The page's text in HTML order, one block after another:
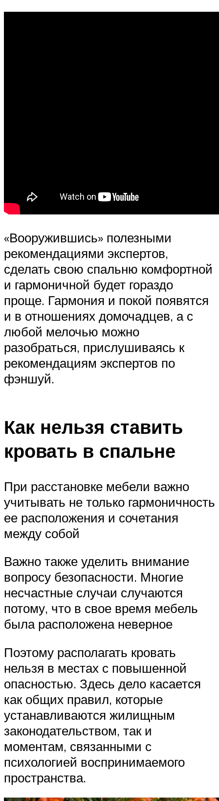
«Вооружившись» полезными
рекомендациями экспертов,
сделать свою спальню комфортной
и гармоничной будет гораздо
проще. Гармония и покой появятся
и в отношениях домочадцев, а с
любой мелочью можно
разобраться, прислушиваясь к
рекомендациям экспертов по
фэншуй.
Как нельзя ставить
кровать в спальне
При расстановке мебели важно
учитывать не только гармоничность
ее расположения и сочетания
между собой
Важно также уделить внимание
вопросу безопасности. Многие
несчастные случаи случаются
потому, что в свое время мебель
была расположена неверное
Поэтому располагать кровать
нельзя в местах с повышенной
опасностью. Здесь дело касается
как общих правил, которые
устанавливаются жилищным
законодательством, так и
моментам, связанными с
психологией воспринимаемого
пространства.